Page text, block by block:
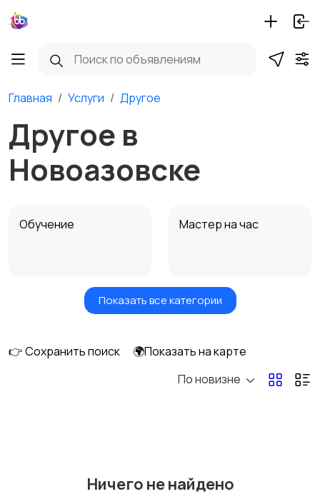
Главная Услуги Другое
Другое в
Новоазовске
Обучение Мастер на час
Красота и здоровье
Транспорт,
IT, интернет, телеком
Показать все категории
👉 Сохранить поиск
🌍Показать на карте
По новизне
Ничего не найдено